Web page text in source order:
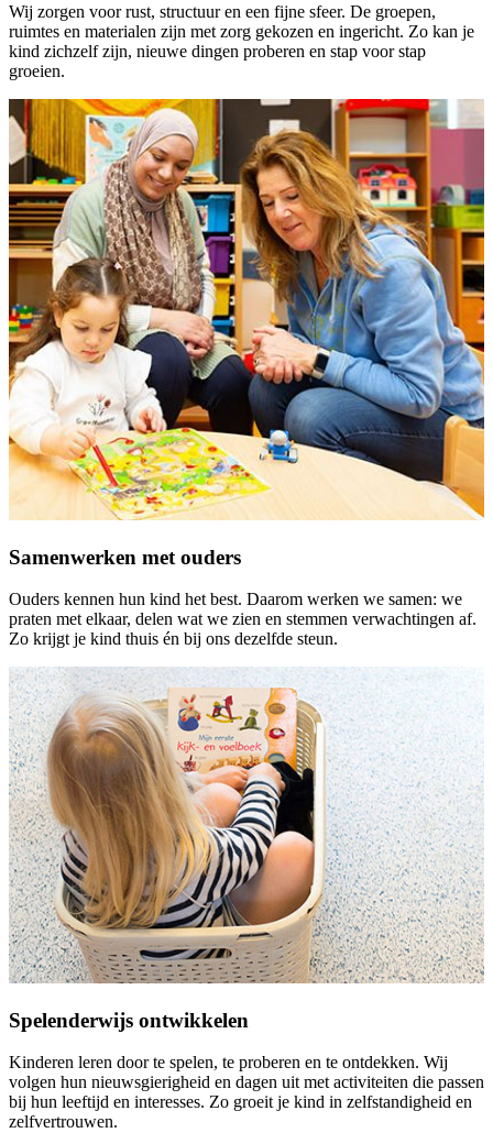
Wij zorgen voor rust, structuur en een fijne sfeer. De groepen,
ruimtes en materialen zijn met zorg gekozen en ingericht. Zo kan je
kind zichzelf zijn, nieuwe dingen proberen en stap voor stap
groeien.
Samenwerken met ouders
Ouders kennen hun kind het best. Daarom werken we samen: we
praten met elkaar, delen wat we zien en stemmen verwachtingen af.
Zo krijgt je kind thuis én bij ons dezelfde steun.
Spelenderwijs ontwikkelen
Kinderen leren door te spelen, te proberen en te ontdekken. Wij
volgen hun nieuwsgierigheid en dagen uit met activiteiten die passen
bij hun leeftijd en interesses. Zo groeit je kind in zelfstandigheid en
zelfvertrouwen.